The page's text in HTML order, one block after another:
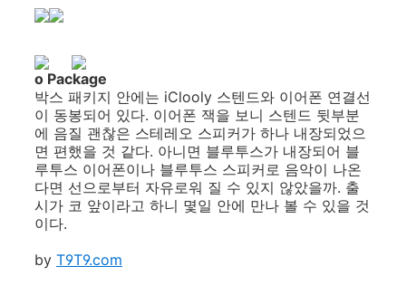
o Package
박스 패키지 안에는 iClooly 스텐드와 이어폰 연결선
이 동봉되어 있다. 이어폰 잭을 보니 스텐드 뒷부분
에 음질 괜찮은 스테레오 스피커가 하나 내장되었으
면 편했을 것 같다. 아니면 블루투스가 내장되어 블
루투스 이어폰이나 블루투스 스피커로 음악이 나온
다면 선으로부터 자유로워 질 수 있지 않았을까. 출
시가 코 앞이라고 하니 몇일 안에 만나 볼 수 있을 것
이다.
by T9T9.com